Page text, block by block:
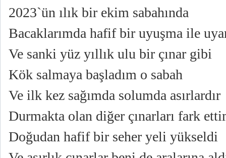
2023`ün ılık bir ekim sabahında
Bacaklarımda hafif bir uyuşma ile
Ve sanki yüz yıllık ulu bir çınar gibi
Kök salmaya başladım o sabah
Ve ilk kez sağımda solumda asırlardır
Durmakta olan diğer çınarları fark
Doğudan hafif bir seher yeli yükseldi